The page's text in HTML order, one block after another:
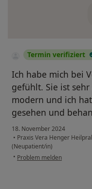
Termin verifiziert
Ich habe mich bei
gefühlt. Sie ist
modern und ich
gesehen und
18. November 2024
• Praxis Vera Henger
(Neupatient/in)
• Problem melden